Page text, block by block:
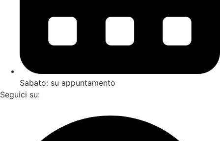
Sabato: su appuntamento
Seguici su: